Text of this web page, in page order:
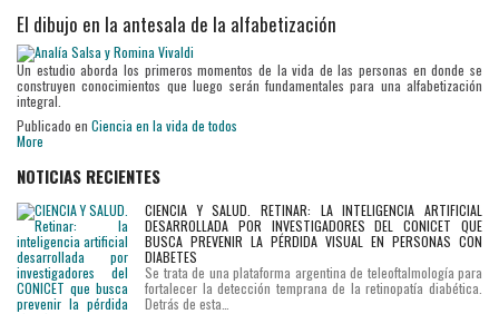
El dibujo en la antesala de la alfabetización
Un estudio aborda los primeros momentos de la vida de las personas en donde se
construyen conocimientos que luego serán fundamentales para una alfabetización
integral.
Publicado en Ciencia en la vida de todos
More
NOTICIAS RECIENTES
CIENCIA Y SALUD. RETINAR: LA INTELIGENCIA ARTIFICIAL
DESARROLLADA POR INVESTIGADORES DEL CONICET QUE
BUSCA PREVENIR LA PÉRDIDA VISUAL EN PERSONAS CON
DIABETES
Se trata de una plataforma argentina de teleoftalmología para
fortalecer la detección temprana de la retinopatía diabética.
Detrás de esta…